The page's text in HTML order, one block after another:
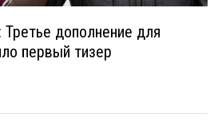
дополнение для
первый тизер